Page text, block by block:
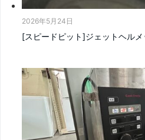
2026年5月24日
[スピードピット]ジェットヘルメ